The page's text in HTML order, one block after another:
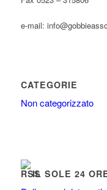
e-mail:
CATEGORIE
Non categorizzato
IL SOLE 24